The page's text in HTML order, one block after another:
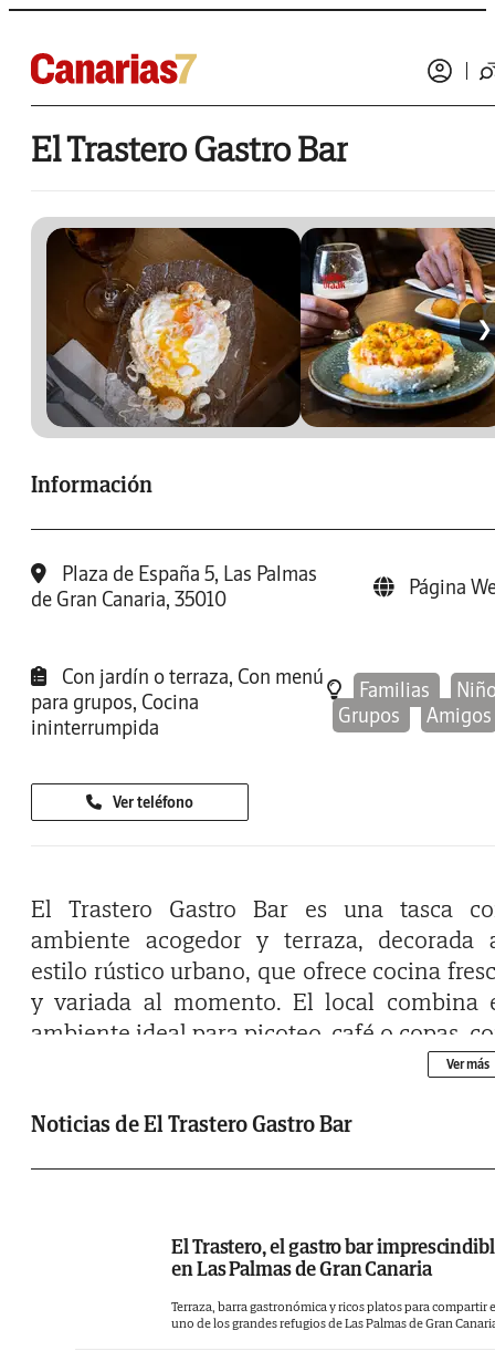
El Trastero Gastro Bar
❯
Información
Plaza de España 5, Las Palmas
de Gran Canaria, 35010
Página
Con jardín o terraza, Con menú
para grupos, Cocina
ininterrumpida
Familias
Grupos
Amigos
Ver teléfono
El Trastero Gastro Bar es una tasca
ambiente acogedor y terraza, decorada
estilo rústico urbano, que ofrece cocina
y variada al momento. El local combina
ambiente ideal para picoteo, café o copas,
un servicio atento y un estilo cercano
Ver más
Noticias de El Trastero Gastro Bar
El Trastero, el gastro bar
en Las Palmas de Gran Canaria
Terraza, barra gastronómica y ricos platos para compartir
uno de los grandes refugios de Las Palmas de Gran